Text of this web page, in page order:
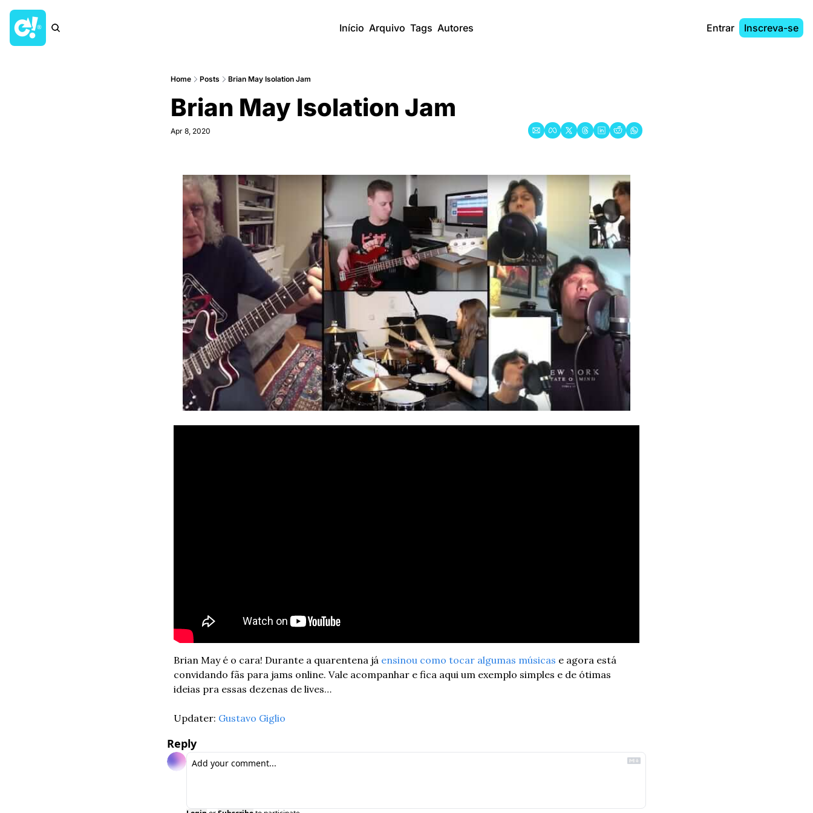
Início Arquivo Tags Autores Entrar Inscreva-se
Home Posts Brian May Isolation Jam
Brian May Isolation Jam
Apr 8, 2020
Brian May é o cara! Durante a quarentena já ensinou como tocar algumas músicas e agora está
convidando fãs para jams online. Vale acompanhar e fica aqui um exemplo simples e de ótimas
ideias pra essas dezenas de lives…
Updater: Gustavo Giglio
Reply